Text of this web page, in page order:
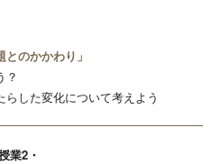
のかかわり」
？
した変化について考えよう
業2・